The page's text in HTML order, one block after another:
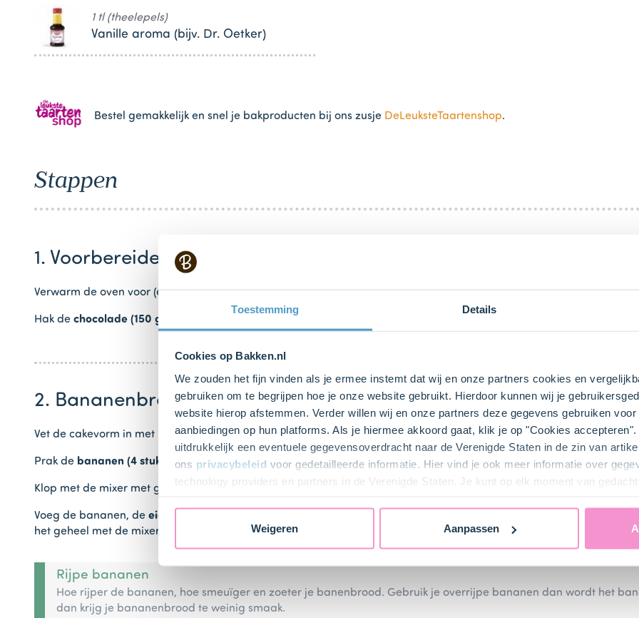
Toestemming Details
Cookies op Bakken.nl
We zouden het fijn vinden als je ermee instemt dat wij en onze partners cookies en
gebruiken om te begrijpen hoe je onze website gebruikt. Hierdoor kunnen wij je
website hierop afstemmen. Verder willen wij en onze partners deze gegevens gebruiken
aanbiedingen op hun platforms. Als je hiermee akkoord gaat, klik je op "Cookies
uitdrukkelijk een eventuele gegevensoverdracht naar de Verenigde Staten in de zin van
ons privacybeleid voor gedetailleerde informatie. Hier vind je ook meer informatie over
technology providers en partners in de Verenigde Staten. Je kunt op elk moment van
Weigeren Aanpassen
1 tl (theelepels)
Vanille aroma (bijv. Dr. Oetker)
Bestel gemakkelijk en snel je bakproducten bij ons zusje DeLeuksteTaartenshop.
Stappen
1. Voorbereiden
Verwarm de oven voor (elektrisch 160°C / hetelucht 140°C).
Hak de chocolade (150 g)
2. Bananenbrood maken
Vet de cakevorm in met boter en bekleed met bakpapier.
Prak de bananen (4 stuks) fijn met een vork.
Klop met de mixer met garden de
Voeg de bananen, de eieren (4 stuks)
het geheel met de mixer op de laagste stand in 1 minuut tot een egaal beslag. Spatel de grof gehakte pure
Rijpe bananen
Hoe rijper de bananen, hoe smeuïger en zoeter je banenbrood. Gebruik je overrijpe bananen dan wordt het
dan krijg je bananenbrood te weinig smaak.